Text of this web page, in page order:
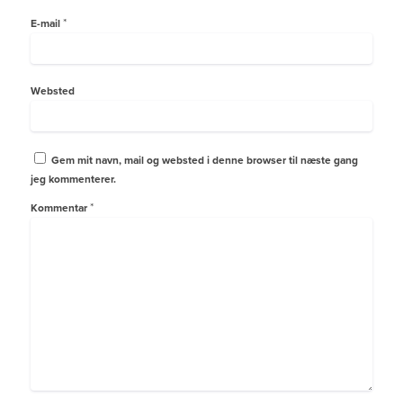
E-mail *
Websted
Gem mit navn, mail og websted i denne browser til næste gang
jeg kommenterer.
Kommentar *